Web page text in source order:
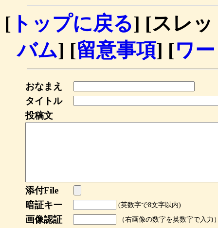
[ トップに戻る] [スレ
バム] [留意事項] [ワ
おなまえ
タイトル
投稿文
添付File
暗証キー
(英数字で8文字以内)
画像認証 （右画像の数字を英数字で入力